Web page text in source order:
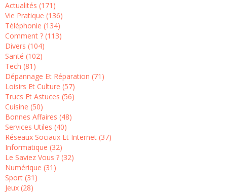
Actualités (171)
Vie Pratique (136)
Téléphonie (134)
Comment ? (113)
Divers (104)
Santé (102)
Tech (81)
Dépannage Et Réparation (71)
Loisirs Et Culture (57)
Trucs Et Astuces (56)
Cuisine (50)
Bonnes Affaires (48)
Services Utiles (40)
Réseaux Sociaux Et Internet (37)
Informatique (32)
Le Saviez Vous ? (32)
Numérique (31)
Sport (31)
Jeux (28)